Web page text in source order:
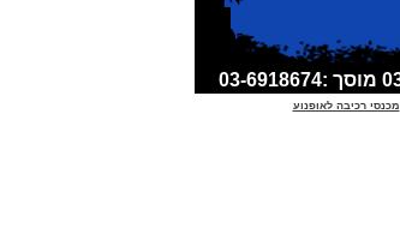
מכנסי רכיבה לאופנוע